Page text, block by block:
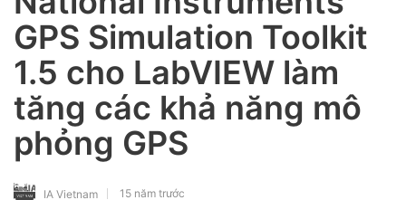
GPS Simulation Toolkit
1.5 cho LabVIEW làm
tăng các khả năng mô
phỏng GPS
IA Vietnam 15 năm trước